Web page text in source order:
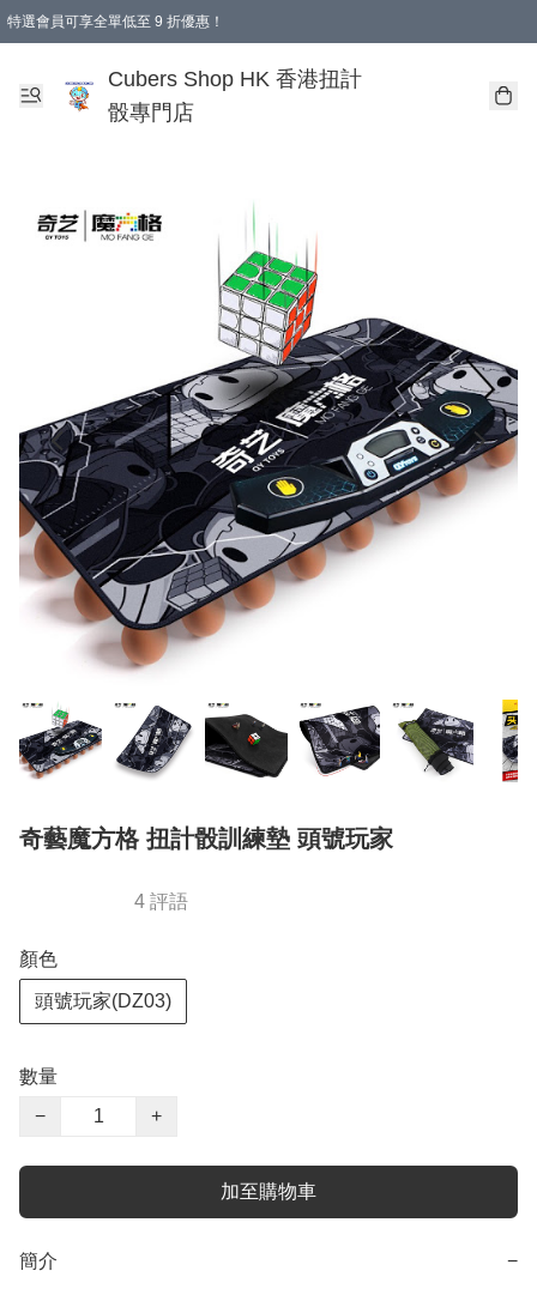
特選會員可享全單低至 9 折優惠！
購物滿 HKD 250.00 即減 HKD 28.00 運費！（適用於 本地送貨、本地取貨 )
Cubers Shop HK 香港扭計
骰專門店
奇藝魔方格 扭計骰訓練墊 頭號玩家
4 評語
顏色
頭號玩家(DZ03)
數量
−
+
加至購物車
簡介 −